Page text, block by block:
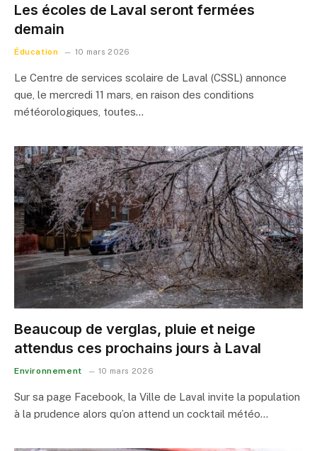
Les écoles de Laval seront fermées
demain
Éducation 10 mars 2026
Le Centre de services scolaire de Laval (CSSL) annonce
que, le mercredi 11 mars, en raison des conditions
météorologiques, toutes…
Beaucoup de verglas, pluie et neige
attendus ces prochains jours à Laval
Environnement 10 mars 2026
Sur sa page Facebook, la Ville de Laval invite la population
à la prudence alors qu’on attend un cocktail météo…